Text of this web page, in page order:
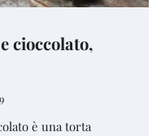
cioccolato,
è una torta